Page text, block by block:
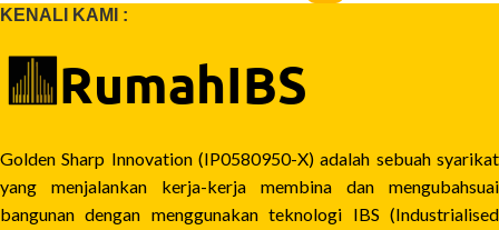
KENALI KAMI :
Golden Sharp Innovation (IP0580950-X) adalah sebuah syarikat
yang menjalankan kerja-kerja membina dan mengubahsuai
bangunan dengan menggunakan teknologi IBS (Industrialised